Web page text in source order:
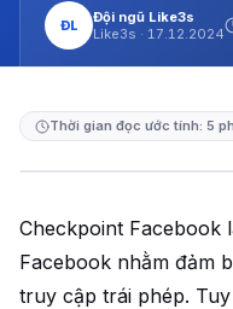
ĐL
Đội ngũ Like3s
Like3s · 17.12.2024
Thời gian đọc ước tính: 5
Checkpoint Facebook
Facebook nhằm đảm
truy cập trái phép.